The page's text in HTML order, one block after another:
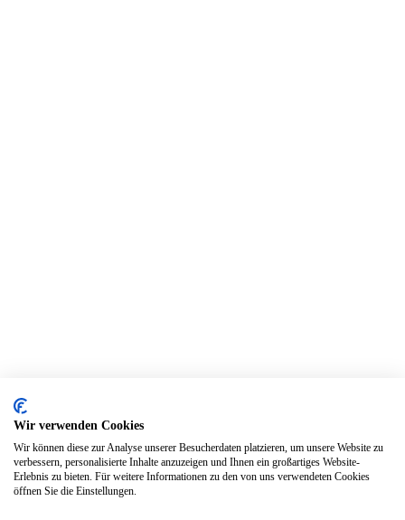
Wir verwenden Cookies
Wir können diese zur Analyse unserer Besucherdaten platzieren, um unsere Website zu
verbessern, personalisierte Inhalte anzuzeigen und Ihnen ein großartiges Website-
Erlebnis zu bieten. Für weitere Informationen zu den von uns verwendeten Cookies
öffnen Sie die Einstellungen.